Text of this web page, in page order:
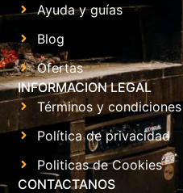
Ayuda y guías
Blog
Ofertas
INFORMACION LEGAL
Términos y condiciones
Política de privacidad
Politicas de Cookies
CONTACTANOS